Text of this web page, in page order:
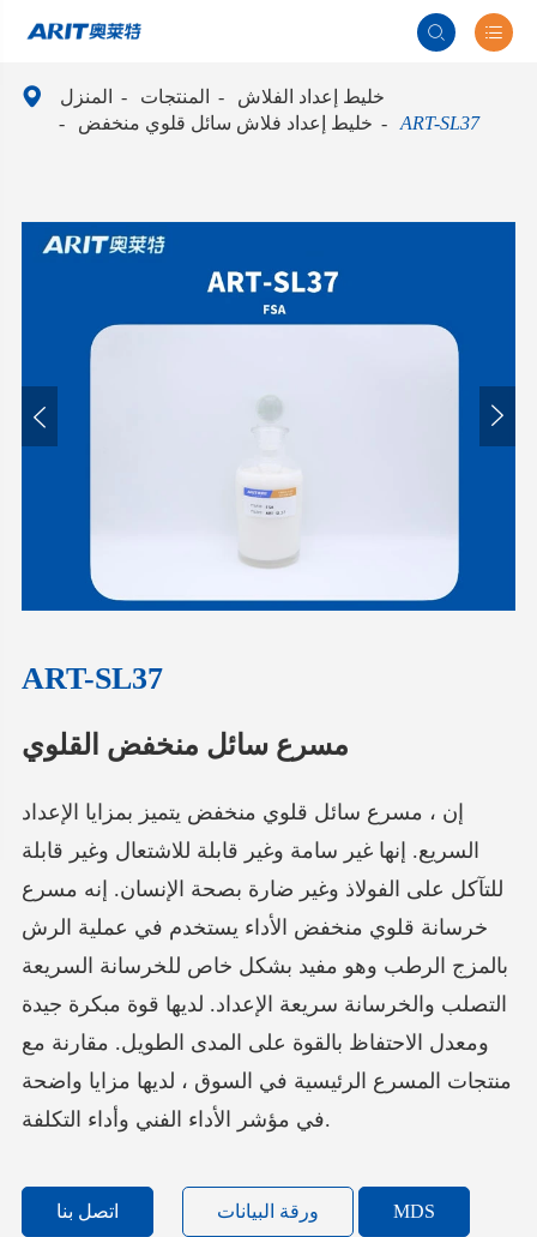
 
 المنزل المنتجات
خليط إعداد الفلاش
خليط إعداد فلاش سائل قلوي منخفض
ART-SL37
 
ART-SL37
مسرع سائل منخفض القلوي
إن ، مسرع سائل قلوي منخفض يتميز بمزايا الإعداد
السريع. إنها غير سامة وغير قابلة للاشتعال وغير قابلة
للتآكل على الفولاذ وغير ضارة بصحة الإنسان. إنه مسرع
خرسانة قلوي منخفض الأداء يستخدم في عملية الرش
بالمزج الرطب وهو مفيد بشكل خاص للخرسانة السريعة
التصلب والخرسانة سريعة الإعداد. لديها قوة مبكرة جيدة
ومعدل الاحتفاظ بالقوة على المدى الطويل. مقارنة مع
منتجات المسرع الرئيسية في السوق ، لديها مزايا واضحة
في مؤشر الأداء الفني وأداء التكلفة.
اتصل بنا ورقة البيانات MDS